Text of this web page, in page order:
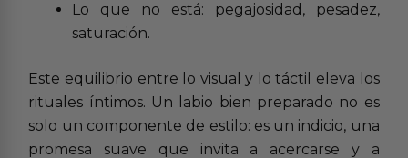
Lo que no está: pegajosidad, pesadez,
saturación.
Este equilibrio entre lo visual y lo táctil eleva los
rituales íntimos. Un labio bien preparado no es
solo un componente de estilo: es un indicio, una
promesa suave que invita a acercarse y a